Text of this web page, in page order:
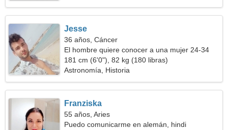
Jesse
36 años, Cáncer
El hombre quiere conocer a una mujer 24-34
181 cm (6'0"), 82 kg (180 libras)
Astronomía, Historia
Franziska
55 años, Aries
Puedo comunicarme en alemán, hindi